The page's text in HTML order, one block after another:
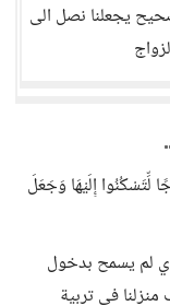
يجعلنا نصل الى
لِّتَسْكُنُوا إِلَيْهَا وَجَعَلَ
لم يسمح بدخول
في تربية